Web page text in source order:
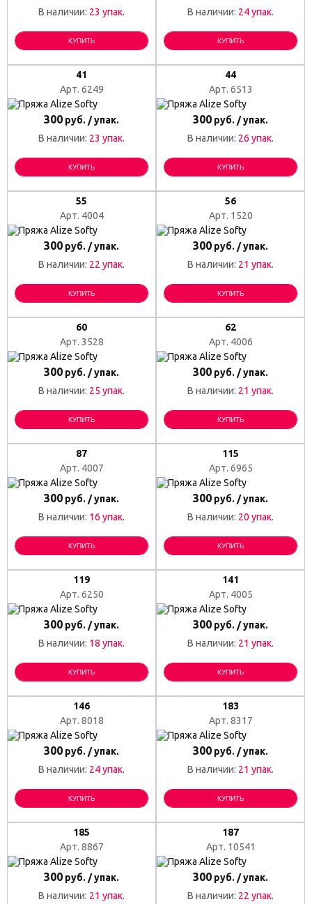
В наличии: 23 упак.
КУПИТЬ
В наличии: 24 упак.
КУПИТЬ
41
Арт. 6249
300 руб. / упак.
В наличии: 23 упак.
КУПИТЬ
44
Арт. 6513
300 руб. / упак.
В наличии: 26 упак.
КУПИТЬ
55
Арт. 4004
300 руб. / упак.
В наличии: 22 упак.
КУПИТЬ
56
Арт. 1520
300 руб. / упак.
В наличии: 21 упак.
КУПИТЬ
60
Арт. 3528
300 руб. / упак.
В наличии: 25 упак.
КУПИТЬ
62
Арт. 4006
300 руб. / упак.
В наличии: 21 упак.
КУПИТЬ
87
Арт. 4007
300 руб. / упак.
В наличии: 16 упак.
КУПИТЬ
115
Арт. 6965
300 руб. / упак.
В наличии: 20 упак.
КУПИТЬ
119
Арт. 6250
300 руб. / упак.
В наличии: 18 упак.
КУПИТЬ
141
Арт. 4005
300 руб. / упак.
В наличии: 21 упак.
КУПИТЬ
146
Арт. 8018
300 руб. / упак.
В наличии: 24 упак.
КУПИТЬ
183
Арт. 8317
300 руб. / упак.
В наличии: 21 упак.
КУПИТЬ
185
Арт. 8867
300 руб. / упак.
В наличии: 21 упак.
187
Арт. 10541
300 руб. / упак.
В наличии: 22 упак.